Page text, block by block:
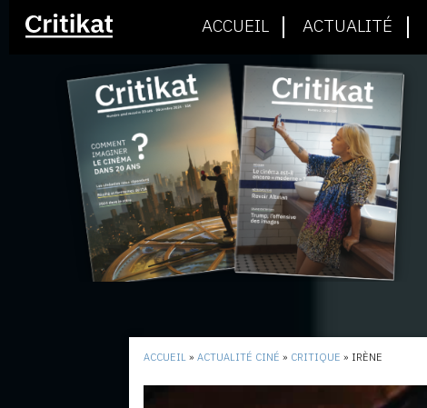
ACCUEIL ACTUALITÉ
ACCUEIL »ACTUALITÉ CINÉ » CRITIQUE » IRÈNE